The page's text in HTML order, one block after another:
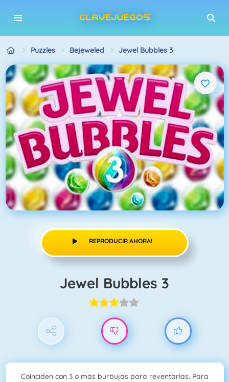
Puzzles Bejeweled Jewel Bubbles 3
REPRODUCIR AHORA!
Jewel Bubbles 3
Coinciden con 3 o más burbujas para reventarlas. Para